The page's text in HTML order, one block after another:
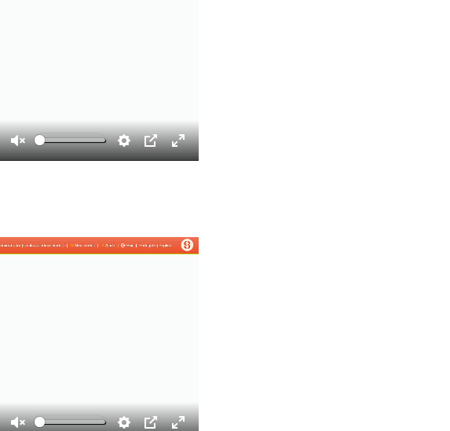
Unmute Settings
PIP Enter